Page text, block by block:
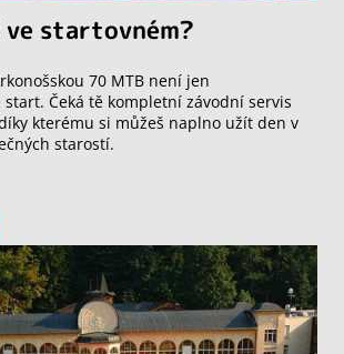
ve startovném?
70 MTB není jen
Čeká tě kompletní závodní servis
kterému si můžeš naplno užít den v
starostí.